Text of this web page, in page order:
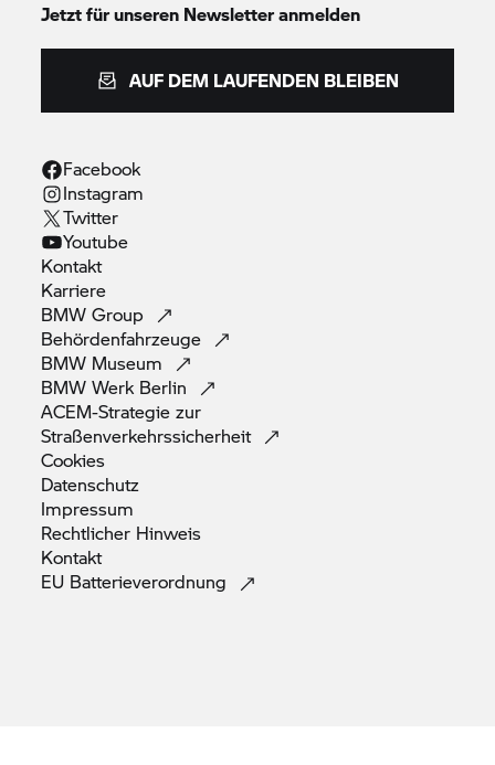
Jetzt für unseren Newsletter anmelden
AUF DEM LAUFENDEN BLEIBEN
Facebook
Instagram
Twitter
Youtube
Kontakt
Karriere
BMWGroup
Behördenfahrzeuge
BMW Museum
BMW Werk Berlin
ACEM-Strategie zur
Straßenverkehrssicherheit
Cookies
Datenschutz
Impressum
Rechtlicher Hinweis
Kontakt
EU Batterieverordnung